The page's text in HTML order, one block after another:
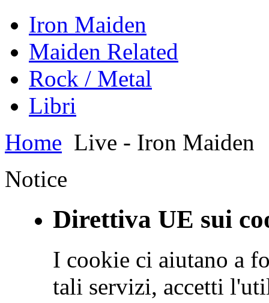
Iron Maiden
Maiden Related
Rock / Metal
Libri
Home Live - Iron Maiden
Notice
Direttiva UE sui
I cookie ci aiutano a
tali servizi, accetti